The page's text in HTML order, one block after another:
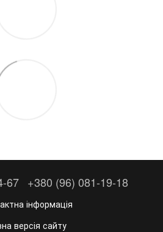
67 +380 (96) 081-19-18
інформація
версія сайту